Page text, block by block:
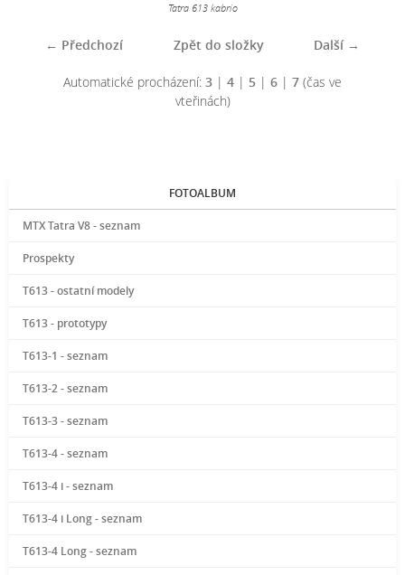
Tatra 613 kabrio
← Předchozí Další →
Zpět do složky
Automatické procházení: 3 | 4 | 5 | 6 | 7 (čas ve
vteřinách)
FOTOALBUM
MTX Tatra V8 - seznam
Prospekty
T613 - ostatní modely
T613 - prototypy
T613-1 - seznam
T613-2 - seznam
T613-3 - seznam
T613-4 - seznam
T613-4 i - seznam
T613-4 i Long - seznam
T613-4 Long - seznam